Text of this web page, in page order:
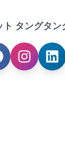
タングタ